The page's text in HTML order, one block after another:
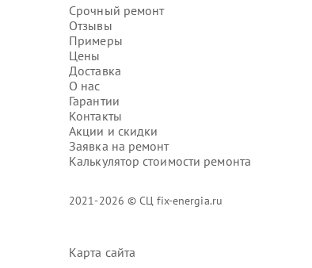
Срочный ремонт
Отзывы
Примеры
Цены
Доставка
О нас
Гарантии
Контакты
Акции и скидки
Заявка на ремонт
Калькулятор стоимости ремонта
2021-2026 © СЦ fix-energia.ru
Карта сайта